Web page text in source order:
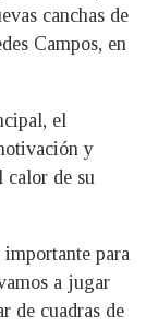
canchas de
Campos, en
el
y
calor de su
importante para
a jugar
de cuadras de